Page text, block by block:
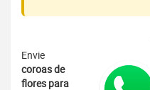
Envie
coroas de
flores para